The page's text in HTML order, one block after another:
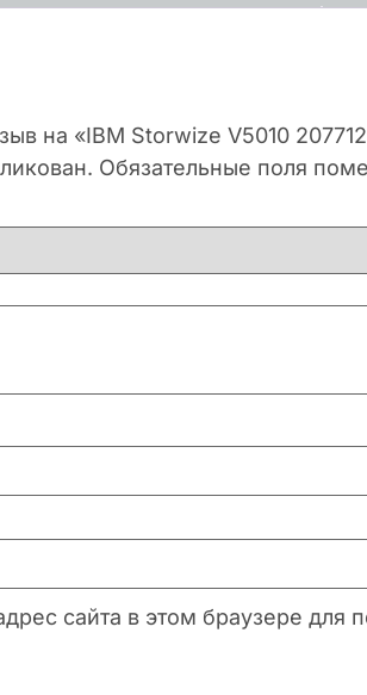
на «IBM Storwize V5010
Обязательные поля
сайта в этом браузере